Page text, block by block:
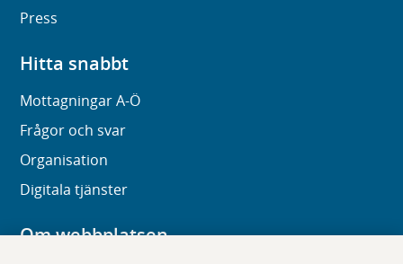
Press
Hitta snabbt
Mottagningar A-Ö
Frågor och svar
Organisation
Digitala tjänster
Om webbplatsen